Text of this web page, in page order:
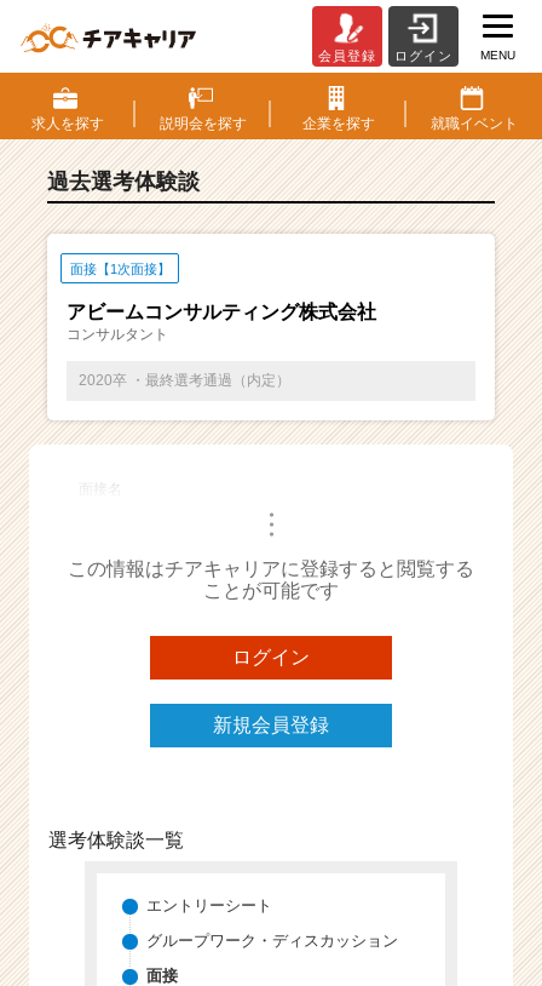
S・
選
考
験
ベ
チ
ー・
成
ら
ス
ト
が
届
く
チ
ア
会員登録 ログイン MENU
求人を探す 説明会を探す 企業を探す 就職イベント
過去選考体験談
面接【1次面接】
アビームコンサルティング株式会社
コンサルタント
2020卒 ・最終選考通過（内定）
面接名
・・・
この情報はチアキャリアに登録すると閲覧する
ことが可能です
ログイン
新規会員登録
選考体験談一覧
エントリーシート
グループワーク・ディスカッション
面接